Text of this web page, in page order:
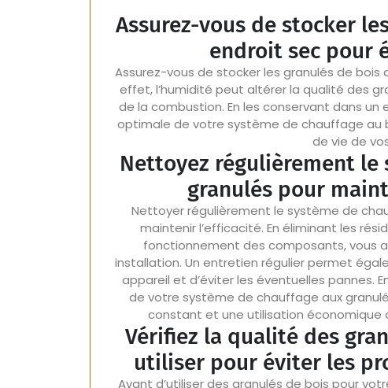
Assurez-vous de stocker
endroit sec pour
Assurez-vous de stocker les granulés de bois
effet, l’humidité peut altérer la qualité des
de la combustion. En les conservant dans
optimale de votre système de chauffage au
de vie de
Nettoyez régulièrement le
granulés pour
Nettoyer régulièrement le système de
maintenir l’efficacité. En éliminant les
fonctionnement des composants, vous
installation. Un entretien régulier permet
appareil et d’éviter les éventuelles pannes.
de votre système de chauffage aux
constant et une utilisation économique
Vérifiez la qualité des
utiliser pour éviter les
Avant d’utiliser des granulés de bois pour